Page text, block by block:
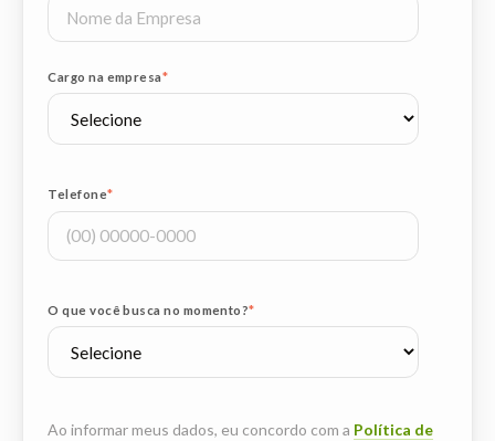
Cargo na empresa*
Telefone*
O que você busca no momento?*
Ao informar meus dados, eu concordo com a Política de